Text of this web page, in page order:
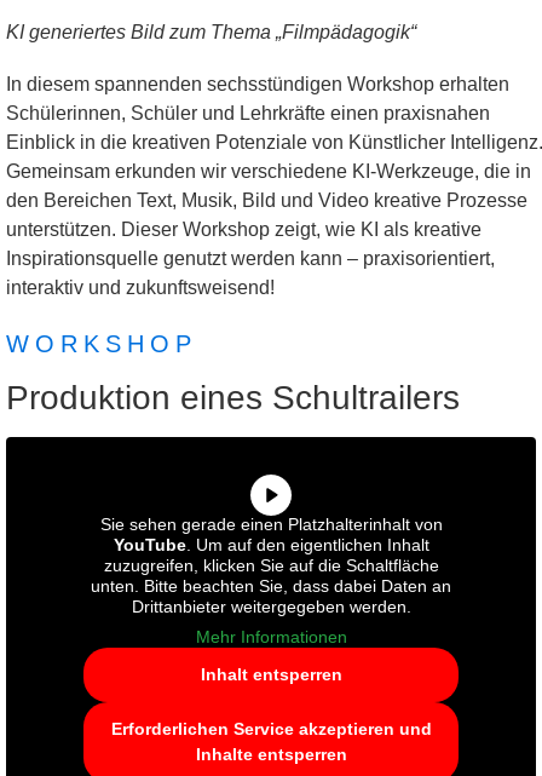
KI generiertes Bild zum Thema „Filmpädagogik“
In diesem spannenden sechsstündigen Workshop erhalten
Schülerinnen, Schüler und Lehrkräfte einen praxisnahen
Einblick in die kreativen Potenziale von Künstlicher Intelligenz.
Gemeinsam erkunden wir verschiedene KI-Werkzeuge, die in
den Bereichen Text, Musik, Bild und Video kreative Prozesse
unterstützen. Dieser Workshop zeigt, wie KI als kreative
Inspirationsquelle genutzt werden kann – praxisorientiert,
interaktiv und zukunftsweisend!
WORKSHOP
Produktion eines Schultrailers
Sie sehen gerade einen Platzhalterinhalt von
YouTube. Um auf den eigentlichen Inhalt
zuzugreifen, klicken Sie auf die Schaltfläche
unten. Bitte beachten Sie, dass dabei Daten an
Drittanbieter weitergegeben werden.
Mehr Informationen
Inhalt entsperren
Erforderlichen Service akzeptieren und
Inhalte entsperren